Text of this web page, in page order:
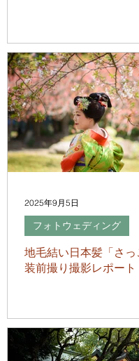
地毛結い日本髪「さっ
装前撮り撮影レポート
フォトウェディング
2025年9月5日